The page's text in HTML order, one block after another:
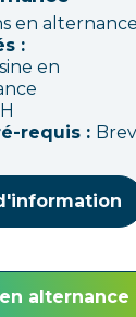
en alternance
:
en
H
requis :
alternance